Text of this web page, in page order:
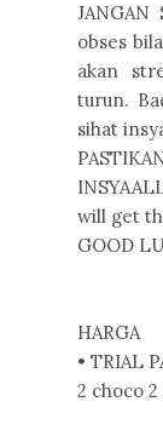
JANGAN
obses
akan
turun.
sihat
will get
GOOD
HARGA
• TRIAL
2 choco